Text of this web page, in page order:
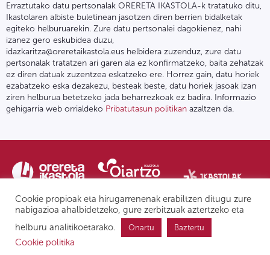
Erraztutako datu pertsonalak ORERETA IKASTOLA-k tratatuko ditu,
Ikastolaren albiste buletinean jasotzen diren berrien bidalketak
egiteko helburuarekin. Zure datu pertsonalei dagokienez, nahi
izanez gero eskubidea duzu,
idazkaritza@oreretaikastola.eus helbidera zuzenduz, zure datu
pertsonalak tratatzen ari garen ala ez konfirmatzeko, baita zehatzak
ez diren datuak zuzentzea eskatzeko ere. Horrez gain, datu horiek
ezabatzeko eska dezakezu, besteak beste, datu horiek jasoak izan
ziren helburua betetzeko jada beharrezkoak ez badira. Informazio
gehigarria web orrialdeko Pribatutasun politikan azaltzen da.
Pribatutasun politika | Lege oharra Postontzi etikoa
Cookie propioak eta hirugarrenenak erabiltzen ditugu zure
nabigazioa ahalbidetzeko, gure zerbitzuak aztertzeko eta
helburu analitikoetarako.
Onartu Baztertu
Cookie politika